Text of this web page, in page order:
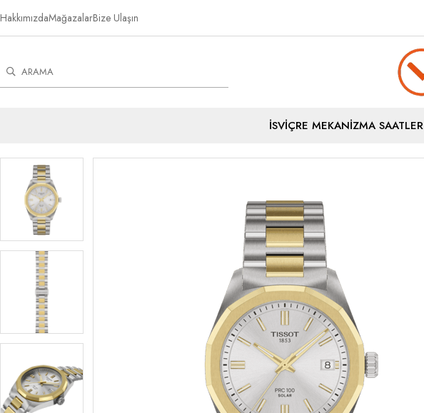
HakkımızdaMağazalarBize Ulaşın
İSVİÇRE MEKANİZMA SAATLER